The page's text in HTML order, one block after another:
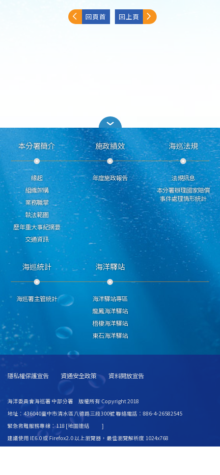
回頁首 回上頁
本分署簡介
緣起
組織架構
業務職掌
執法範圍
歷年重大事紀摘要
交通資訊
施政績效
年度施政報告
海巡法規
法規訊息
本分署辦理國家賠償
事件處理情形統計
海巡統計
海巡署主管統計
海洋驛站
海洋驛站專區
龍鳳海洋驛站
梧棲海洋驛站
東石海洋驛站
隱私權保護宣告 資通安全政策 資料開放宣告
海洋委員會海巡署 中部分署 版權所有 Copyright 2018
地址：436040臺中市清水區八德路三段300號 聯絡電話：886-4-26582545
緊急救難服務專線：118 [地圖連結
]
建議使用 IE6.0 或 Firefox2.0 以上瀏覽器，最佳瀏覽解析度 1024x768